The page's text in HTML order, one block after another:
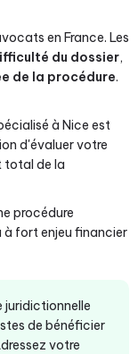
en France. Les
du dossier,
de la procédure.
à Nice est
d'évaluer votre
total de la
procédure
à fort enjeu financier
juridictionnelle
de bénéficier
votre